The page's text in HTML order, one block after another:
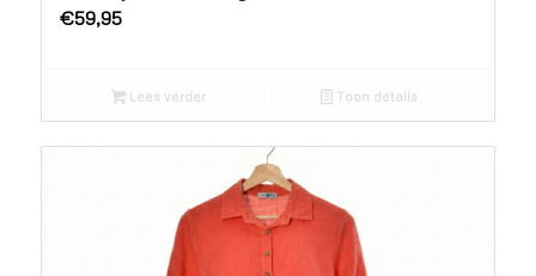
€59,95
Lees verder Toon details